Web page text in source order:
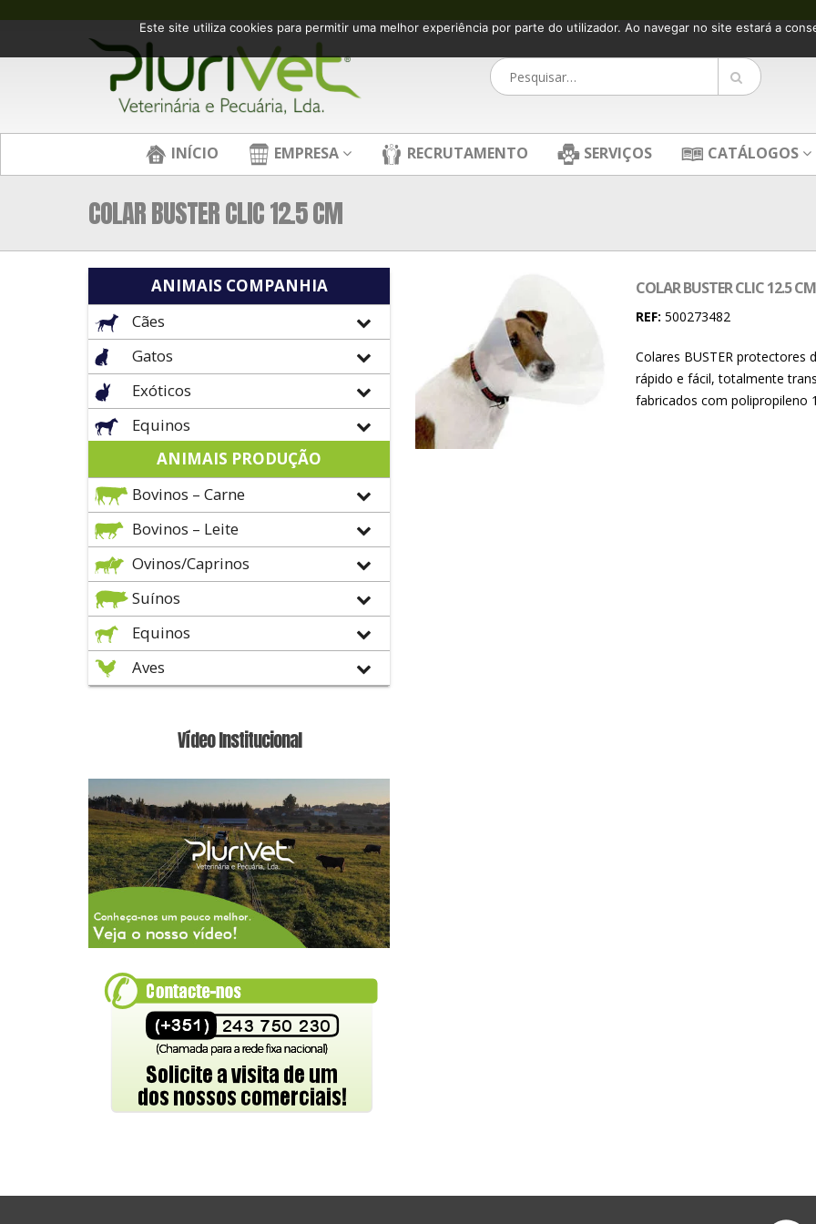
INÍCIO EMPRESA RECRUTAMENTO SERVIÇOS CATÁLOGOS
COLAR BUSTER CLIC 12.5 CM
COLAR BUSTER CLIC 12.5 CM
REF: 500273482
Colares BUSTER protectores
rápido e fácil, totalmente
fabricados com polipropileno
ANIMAIS COMPANHIA
Cães
Gatos
Exóticos
Equinos
ANIMAIS PRODUÇÃO
Bovinos – Carne
Bovinos – Leite
Ovinos/Caprinos
Suínos
Equinos
Aves
Vídeo Institucional
Este site utiliza cookies para permitir uma melhor experiência por parte do utilizador. Ao navegar no site estará a